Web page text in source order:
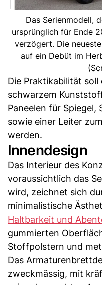
Das Serienmodell,
ursprünglich für Ende
verzögert. Die
auf ein Debüt im
Die Praktikabilität
schwarzem
Paneelen für
sowie einer Leiter
werden.
Innendesign
Das Interieur des
voraussichtlich das
wird, zeichnet sich
minimalistische
Haltbarkeit und
gummierten
Stoffpolstern und
Das
zweckmässig, mit